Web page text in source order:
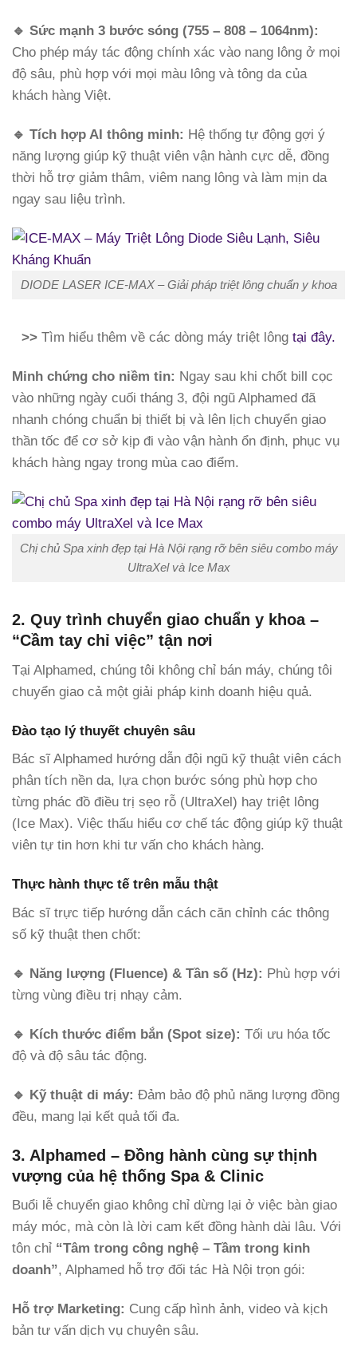
🔹 Sức mạnh 3 bước sóng (755 – 808 – 1064nm):
Cho phép máy tác động chính xác vào nang lông ở mọi
độ sâu, phù hợp với mọi màu lông và tông da của
khách hàng Việt.
🔹 Tích hợp AI thông minh: Hệ thống tự động gợi ý
năng lượng giúp kỹ thuật viên vận hành cực dễ, đồng
thời hỗ trợ giảm thâm, viêm nang lông và làm mịn da
ngay sau liệu trình.
DIODE LASER ICE-MAX – Giải pháp triệt lông chuẩn y khoa
>> Tìm hiểu thêm về các dòng máy triệt lông tại đây.
Minh chứng cho niềm tin: Ngay sau khi chốt bill cọc
vào những ngày cuối tháng 3, đội ngũ Alphamed đã
nhanh chóng chuẩn bị thiết bị và lên lịch chuyển giao
thần tốc để cơ sở kịp đi vào vận hành ổn định, phục vụ
khách hàng ngay trong mùa cao điểm.
Chị chủ Spa xinh đẹp tại Hà Nội rạng rỡ bên siêu combo máy
UltraXel và Ice Max
2. Quy trình chuyển giao chuẩn y khoa –
“Cầm tay chỉ việc” tận nơi
Tại Alphamed, chúng tôi không chỉ bán máy, chúng tôi
chuyển giao cả một giải pháp kinh doanh hiệu quả.
Đào tạo lý thuyết chuyên sâu
Bác sĩ Alphamed hướng dẫn đội ngũ kỹ thuật viên cách
phân tích nền da, lựa chọn bước sóng phù hợp cho
từng phác đồ điều trị sẹo rỗ (UltraXel) hay triệt lông
(Ice Max). Việc thấu hiểu cơ chế tác động giúp kỹ thuật
viên tự tin hơn khi tư vấn cho khách hàng.
Thực hành thực tế trên mẫu thật
Bác sĩ trực tiếp hướng dẫn cách căn chỉnh các thông
số kỹ thuật then chốt:
🔹 Năng lượng (Fluence) & Tần số (Hz): Phù hợp với
từng vùng điều trị nhạy cảm.
🔹 Kích thước điểm bắn (Spot size): Tối ưu hóa tốc
độ và độ sâu tác động.
🔹 Kỹ thuật di máy: Đảm bảo độ phủ năng lượng đồng
đều, mang lại kết quả tối đa.
3. Alphamed – Đồng hành cùng sự thịnh
vượng của hệ thống Spa & Clinic
Buổi lễ chuyển giao không chỉ dừng lại ở việc bàn giao
máy móc, mà còn là lời cam kết đồng hành dài lâu. Với
tôn chỉ “Tâm trong công nghệ – Tầm trong kinh
doanh”, Alphamed hỗ trợ đối tác Hà Nội trọn gói:
Hỗ trợ Marketing: Cung cấp hình ảnh, video và kịch
bản tư vấn dịch vụ chuyên sâu.